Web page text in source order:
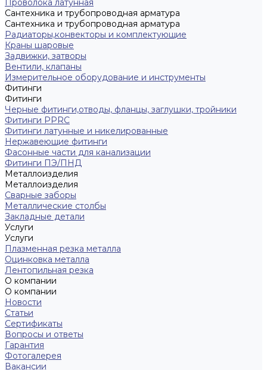
Проволока латунная
Сантехника и трубопроводная арматура
Сантехника и трубопроводная арматура
Радиаторы,конвекторы и комплектующие
Краны шаровые
Задвижки, затворы
Вентили, клапаны
Измерительное оборудование и инструменты
Фитинги
Фитинги
Черные фитинги,отводы, фланцы, заглушки, тройники
Фитинги PPRC
Фитинги латунные и никелированные
Нержавеющие фитинги
Фасонные части для канализации
Фитинги ПЭ/ПНД
Металлоизделия
Металлоизделия
Сварные заборы
Металлические столбы
Закладные детали
Услуги
Услуги
Плазменная резка металла
Оцинковка металла
Лентопильная резка
О компании
О компании
Новости
Статьи
Сертификаты
Вопросы и ответы
Гарантия
Фотогалерея
Вакансии